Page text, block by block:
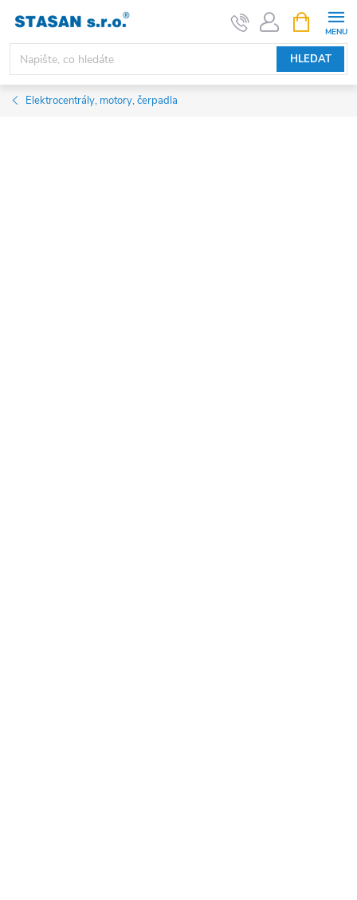
obsah
HLEDAT
NÁKUPNÍ
KOŠÍK
Elektrocentrály, motory, čerpadla